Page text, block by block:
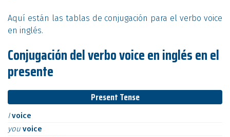
Aquí están las tablas de conjugación para el verbo voice
en inglés.
Conjugación del verbo voice en inglés en el
presente
Present Tense
Ivoice
you voice